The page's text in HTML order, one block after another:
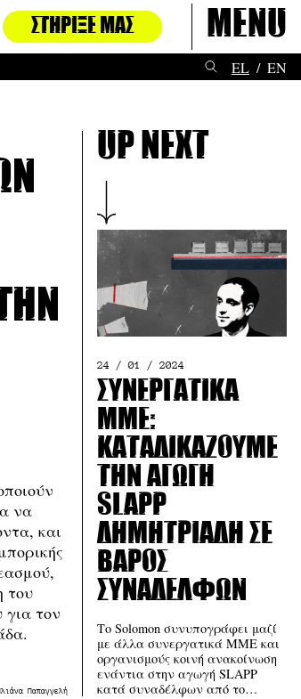
ΣΤΉΡΙΞΈ ΜΑΣ Menu
EL EN
να
και
του
για τον
Παπαγγελή
Up next
24 / 01 / 2024
Συνεργατικά
ΜΜΕ:
Καταδικάζουμε
την αγωγή
SLAPP
Δημητριάδη σε
βάρος
συναδέλφων
Το Solomon συνυπογράφει μαζί
με άλλα συνεργατικά ΜΜΕ και
οργανισμούς κοινή ανακοίνωση
ενάντια στην αγωγή SLAPP
κατά συναδέλφων από το…